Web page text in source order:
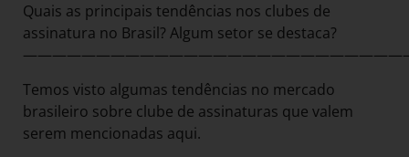
Quais as principais tendências nos clubes de
assinatura no Brasil? Algum setor se destaca?
Temos visto algumas tendências no mercado
brasileiro sobre clube de assinaturas que valem
serem mencionadas aqui.